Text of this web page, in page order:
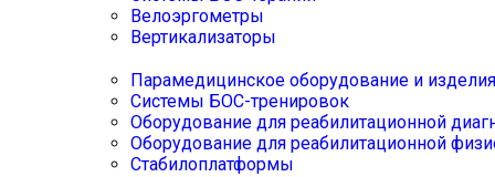
Велоэргометры
Вертикализаторы
Парамедицинское оборудование и изделия
Системы БОС-тренировок
Оборудование для реабилитационной
Оборудование для реабилитационной
Стабилоплатформы